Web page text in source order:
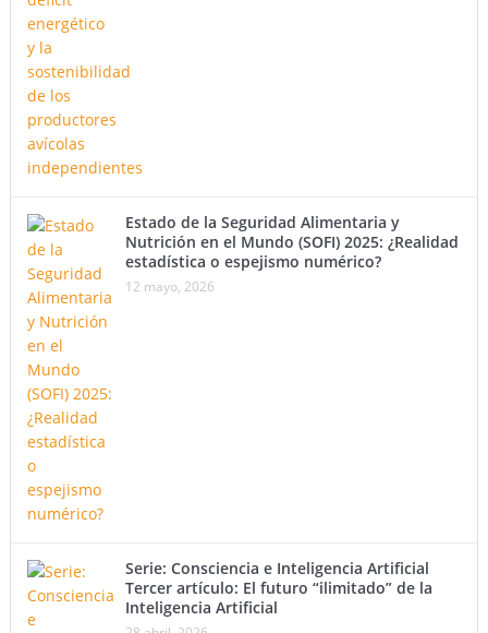
Estado de la Seguridad Alimentaria y
Nutrición en el Mundo (SOFI) 2025: ¿Realidad
estadística o espejismo numérico?
12 mayo, 2026
Serie: Consciencia e Inteligencia Artificial
Tercer artículo: El futuro “ilimitado” de la
Inteligencia Artificial